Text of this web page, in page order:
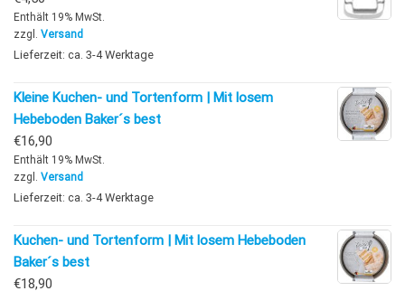
Enthält 19% MwSt.
zzgl. Versand
Lieferzeit: ca. 3-4 Werktage
Kleine Kuchen- und Tortenform | Mit losem
Hebeboden Baker´s best
€16,90
Enthält 19% MwSt.
zzgl. Versand
Lieferzeit: ca. 3-4 Werktage
Kuchen- und Tortenform | Mit losem Hebeboden
Baker´s best
€18,90